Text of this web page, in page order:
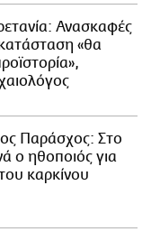
Ανασκαφές
«θα
Παράσχος: Στο
ο ηθοποιός για
καρκίνου